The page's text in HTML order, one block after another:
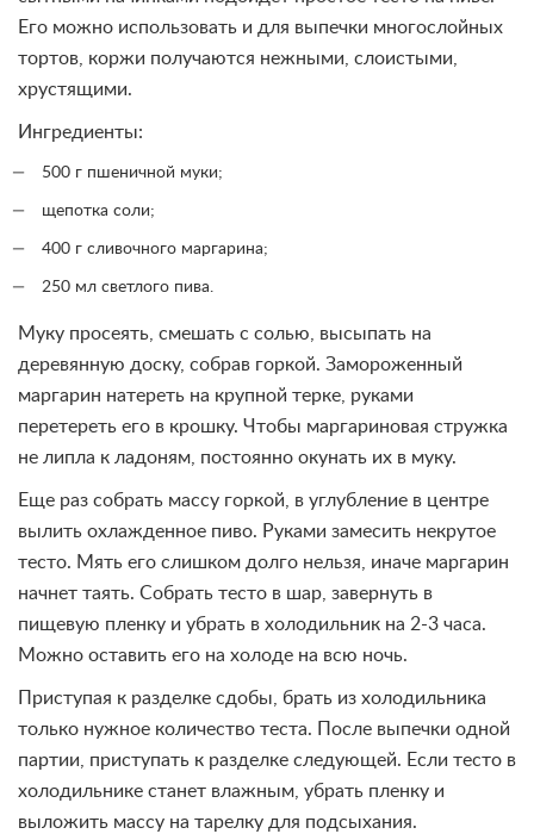
Его можно использовать и для выпечки многослойных
тортов, коржи получаются нежными, слоистыми,
хрустящими.
Ингредиенты:
500 г пшеничной муки;
щепотка соли;
400 г сливочного маргарина;
250 мл светлого пива.
Муку просеять, смешать с солью, высыпать на
деревянную доску, собрав горкой. Замороженный
маргарин натереть на крупной терке, руками
перетереть его в крошку. Чтобы маргариновая стружка
не липла к ладоням, постоянно окунать их в муку.
Еще раз собрать массу горкой, в углубление в центре
вылить охлажденное пиво. Руками замесить некрутое
тесто. Мять его слишком долго нельзя, иначе маргарин
начнет таять. Собрать тесто в шар, завернуть в
пищевую пленку и убрать в холодильник на 2-3 часа.
Можно оставить его на холоде на всю ночь.
Приступая к разделке сдобы, брать из холодильника
только нужное количество теста. После выпечки одной
партии, приступать к разделке следующей. Если тесто в
холодильнике станет влажным, убрать пленку и
выложить массу на тарелку для подсыхания.